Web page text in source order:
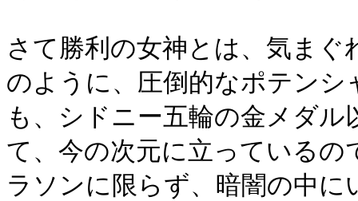
さて勝利の女神とは、気ま
のように、圧倒的なポテン
も、シドニー五輪の金メダ
て、今の次元に立っている
ラソンに限らず、暗闇の中